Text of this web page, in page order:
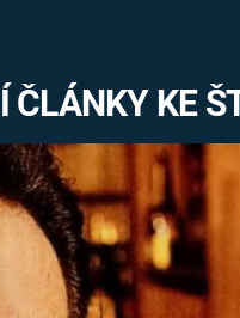
MARS
Záhady a
ČLÁNKY KE